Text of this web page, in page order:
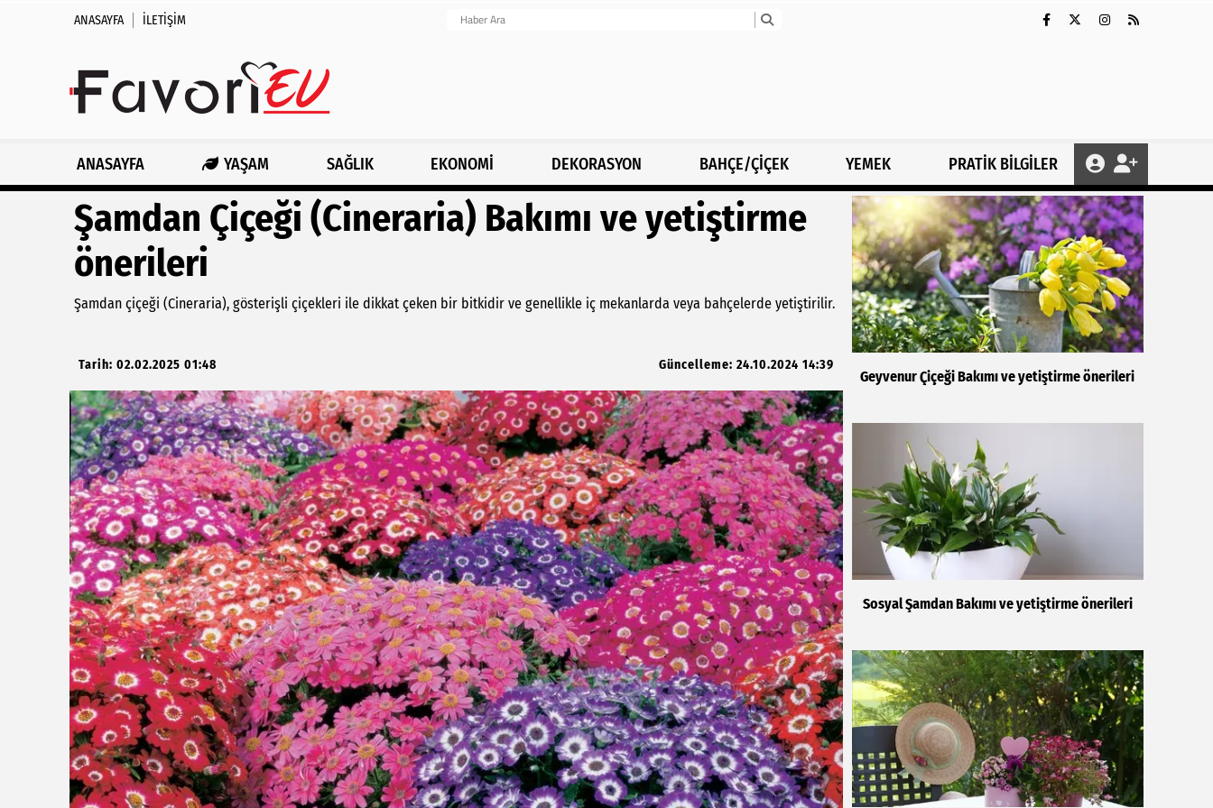
ANASAYFA İLETIŞIM
ANASAYFA YAŞAM SAĞLIK EKONOMİ DEKORASYON BAHÇE/ÇİÇEK YEMEK PRATİK BİLGİLER
Şamdan Çiçeği (Cineraria) Bakımı ve yetiştirme
önerileri
Şamdan çiçeği (Cineraria), gösterişli çiçekleri ile dikkat çeken bir bitkidir ve genellikle iç mekanlarda veya bahçelerde yetiştirilir.
Tarih: 02.02.2025 01:48 Güncelleme: 24.10.2024 14:39
Geyvenur Çiçeği Bakımı ve yetiştirme önerileri
Sosyal Şamdan Bakımı ve yetiştirme önerileri